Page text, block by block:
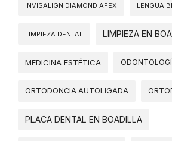
INVISALIGN DIAMOND APEX LENGUA
LIMPIEZA DENTAL LIMPIEZA EN
MEDICINA ESTÉTICA
ORTODONCIA AUTOLIGADA
PLACA DENTAL EN BOADILLA